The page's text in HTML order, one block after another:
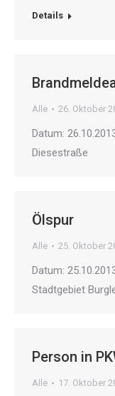
Details
Alle 26. Oktober
Datum:
Diesestraße
Ölspur
Alle 25. Oktober
Datum:
Stadtgebiet
Person in
Alle 17. Oktober